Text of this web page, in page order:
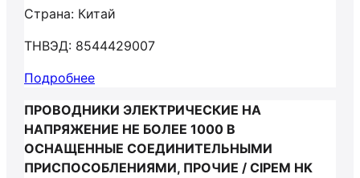
Страна: Китай
ТНВЭД: 8544429007
Подробнее
ПРОВОДНИКИ ЭЛЕКТРИЧЕСКИЕ НА
НАПРЯЖЕНИЕ НЕ БОЛЕЕ 1000 В
ОСНАЩЕННЫЕ СОЕДИНИТЕЛЬНЫМИ
ПРИСПОСОБЛЕНИЯМИ, ПРОЧИЕ / CIPEM HK